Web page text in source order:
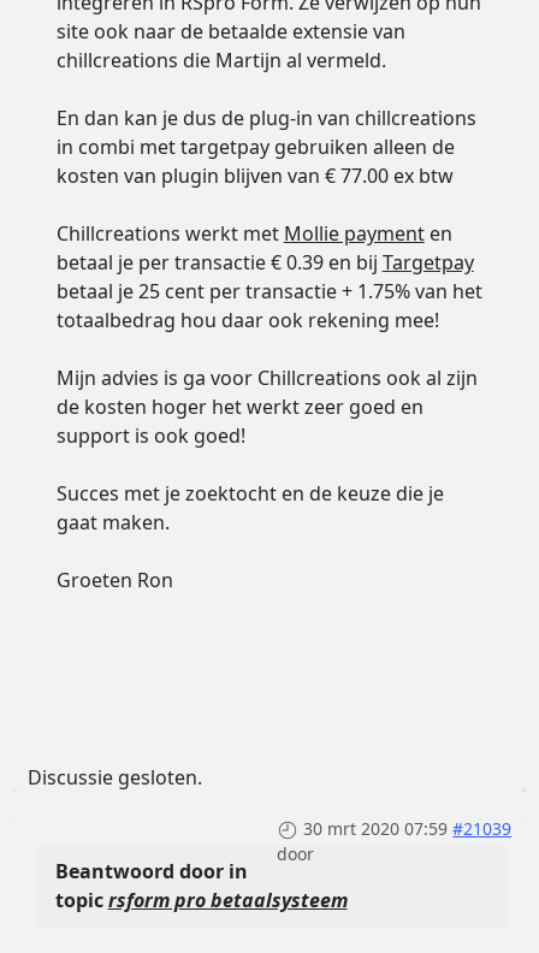
site ook naar de betaalde extensie van
chillcreations die Martijn al vermeld.
En dan kan je dus de plug-in van chillcreations
in combi met targetpay gebruiken alleen de
kosten van plugin blijven van € 77.00 ex btw
Chillcreations werkt met Mollie paymenten
betaal je per transactie € 0.39 en bij Targetpay
betaal je 25 cent per transactie + 1.75% van het
totaalbedrag hou daar ook rekening mee!
Mijn advies is ga voor Chillcreations ook al zijn
de kosten hoger het werkt zeer goed en
support is ook goed!
Succes met je zoektocht en de keuze die je
gaat maken.
Groeten Ron
Discussie gesloten.
30 mrt 2020 07:59 #21039
door
Beantwoord door in
topicrsform pro betaalsysteem